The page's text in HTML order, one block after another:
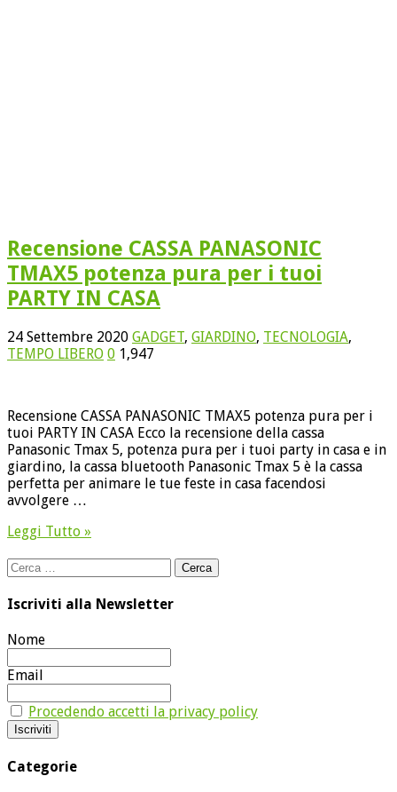
Recensione CASSA PANASONIC
TMAX5 potenza pura per i tuoi
PARTY IN CASA
24 Settembre 2020 GADGET, GIARDINO, TECNOLOGIA,
TEMPO LIBERO 0 1,947
Recensione CASSA PANASONIC TMAX5 potenza pura per i
tuoi PARTY IN CASA Ecco la recensione della cassa
Panasonic Tmax 5, potenza pura per i tuoi party in casa e in
giardino, la cassa bluetooth Panasonic Tmax 5 è la cassa
perfetta per animare le tue feste in casa facendosi
avvolgere …
Leggi Tutto »
Ricerca
per:
Iscriviti alla Newsletter
Nome
Email
Procedendo accetti la privacy policy
Categorie